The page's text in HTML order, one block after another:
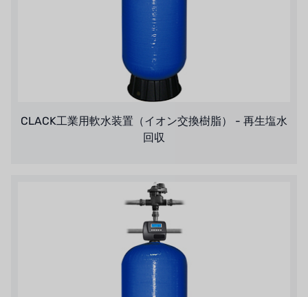
CLACK工業用軟水装置（イオン交換樹脂） - 再生塩水
回収